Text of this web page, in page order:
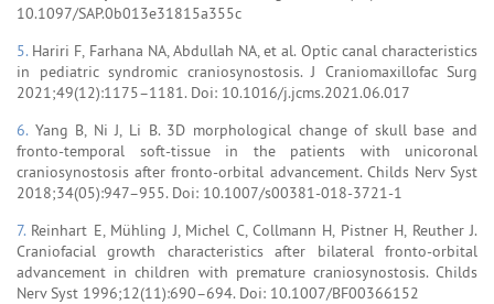
10.1097/SAP.0b013e31815a355c
5. Hariri F, Farhana NA, Abdullah NA, et al. Optic canal characteristics
in pediatric syndromic craniosynostosis. J Craniomaxillofac Surg
2021;49(12):1175–1181. Doi: 10.1016/j.jcms.2021.06.017
6. Yang B, Ni J, Li B. 3D morphological change of skull base and
fronto-temporal soft-tissue in the patients with unicoronal
craniosynostosis after fronto-orbital advancement. Childs Nerv Syst
2018;34(05):947–955. Doi: 10.1007/s00381-018-3721-1
7. Reinhart E, Mühling J, Michel C, Collmann H, Pistner H, Reuther J.
Craniofacial growth characteristics after bilateral fronto-orbital
advancement in children with premature craniosynostosis. Childs
Nerv Syst 1996;12(11):690–694. Doi: 10.1007/BF00366152